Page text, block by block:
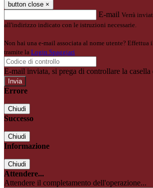
button close ×
E-mail Verrà
all'indirizzo indicato con le istruzioni necessarie.
Non hai una e-mail associata al nome utente? Effettua
tramite la Login Spaggiari
E-mail inviata, si prega di controllare la casella
Errore
Chiudi
Successo
Chiudi
Informazione
Chiudi
Attendere...
Attendere il completamento dell'operazione...